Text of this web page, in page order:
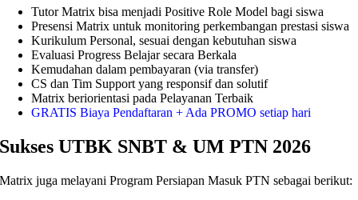
Tutor Matrix bisa menjadi Positive Role Model bagi siswa
Presensi Matrix untuk monitoring perkembangan prestasi siswa
Kurikulum Personal, sesuai dengan kebutuhan siswa
Evaluasi Progress Belajar secara Berkala
Kemudahan dalam pembayaran (via transfer)
CS dan Tim Support yang responsif dan solutif
Matrix beriorientasi pada Pelayanan Terbaik
GRATIS Biaya Pendaftaran + Ada PROMO setiap hari
Sukses UTBK SNBT & UM PTN 2026
Matrix juga melayani Program Persiapan Masuk PTN sebagai berikut: